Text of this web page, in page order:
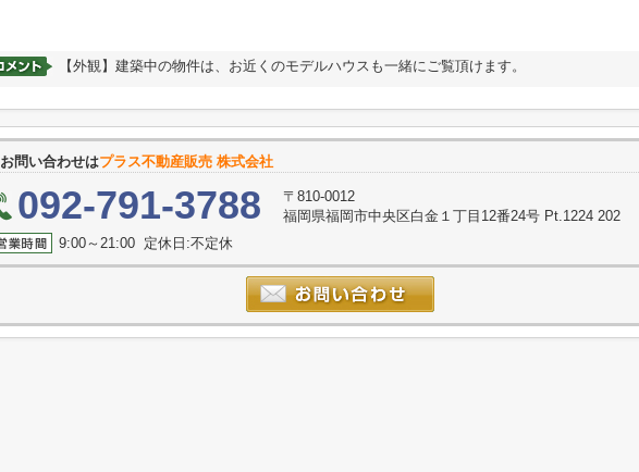
【外観】建築中の物件は、お近くのモデルハウスも一緒にご覧頂けます。
お問い合わせはプラス不動産販売 株式会社
092-791-3788
〒810-0012
福岡県福岡市中央区白金１丁目12番24号 Pt.1224 202
9:00～21:00 定休日:不定休